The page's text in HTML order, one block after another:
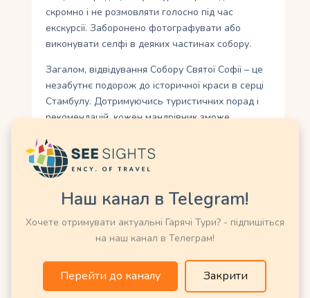
скромно і не розмовляти голосно під час
екскурсії. Заборонено фотографувати або
виконувати селфі в деяких частинах собору.
Загалом, відвідування Собору Святої Софії – це
незабутнє подорож до історичної краси в серці
Стамбулу. Дотримуючись туристичних порад і
рекомендацій, кожен мандрівник зможе
культурним значенням цього видатного
пам’ятника світової спадщини.
Незабутнє враження:
подорож до історичної
краси в серці Стамбулу
Подорож до історичної краси Собору Святої
Софії в серці Стамбулу гарантує незабутнє
Наш канал в Telegram!
Хочете отримувати актуальні Гарячі Тури? - підпишіться
на наш канал в Телеграм!
Перейти до каналу Закрити